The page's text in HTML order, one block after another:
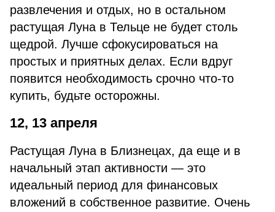
развлечения и отдых, но в остальном
растущая Луна в Тельце не будет столь
щедрой. Лучше сфокусироваться на
простых и приятных делах. Если вдруг
появится необходимость срочно что-то
купить, будьте осторожны.
12, 13 апреля
Растущая Луна в Близнецах, да еще и в
начальный этап активности — это
идеальный период для финансовых
вложений в собственное развитие. Очень